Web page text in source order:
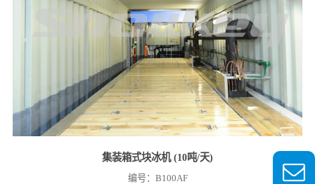
集装箱式块冰机 (10吨/天)
编号：B100AF